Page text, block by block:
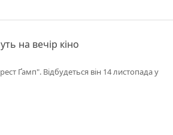
на вечір кіно
Ґамп". Відбудеться він 14 листопада у